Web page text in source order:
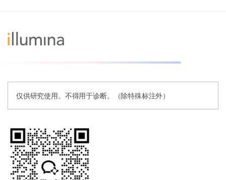
仅供研究使用。不得用于诊断。（除特殊标注外）